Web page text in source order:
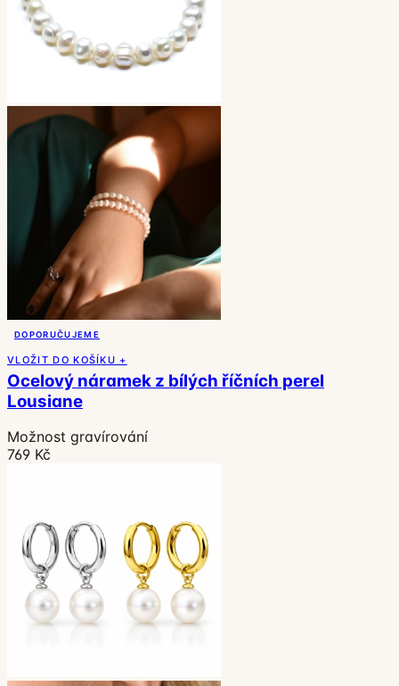
DOPORUČUJEME
VLOŽIT DO KOŠÍKU +
Ocelový náramek z bílých říčních perel
Lousiane
Možnost gravírování
769 Kč